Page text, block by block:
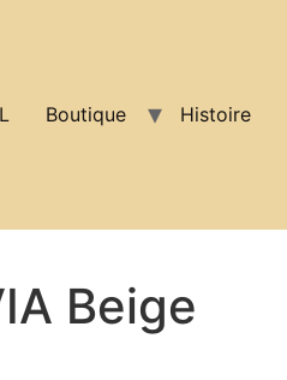
Boutique Histoire
Beige